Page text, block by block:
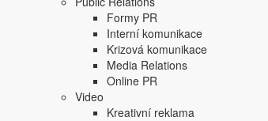
Formy PR
Interní komunikace
Krizová komunikace
Media Relations
Online PR
Video
Kreativní reklama